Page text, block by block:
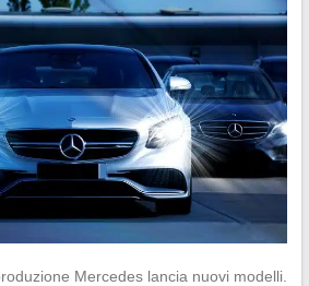
Mercedes lancia nuovi modelli.